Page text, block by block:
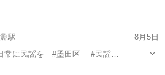
駅
8月5日
常に民謡を #墨田区 #民謡…